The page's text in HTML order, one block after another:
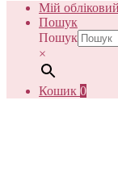
Мій
Пошук
Пошук
×
Кошик 0